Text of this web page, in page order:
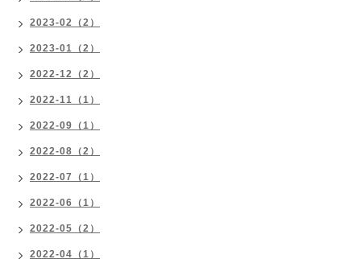
2023-02（2）
2023-01（2）
2022-12（2）
2022-11（1）
2022-09（1）
2022-08（2）
2022-07（1）
2022-06（1）
2022-05（2）
2022-04（1）